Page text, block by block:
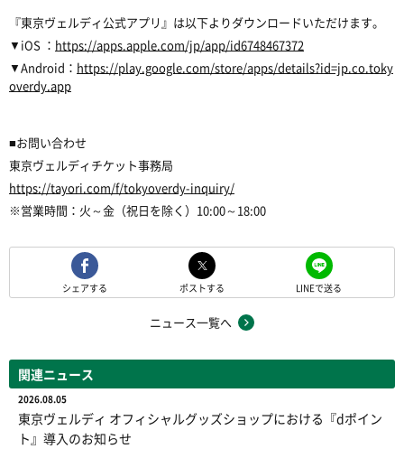
『東京ヴェルディ公式アプリ』は以下よりダウンロードいただけます。
▼iOS ： https://apps.apple.com/jp/app/id6748467372
▼Android： https://play.google.com/store/apps/details?id=jp.co.toky
overdy.app
■お問い合わせ
東京ヴェルディチケット事務局
https://tayori.com/f/tokyoverdy-inquiry/
※営業時間：火～金（祝日を除く）10:00～18:00
シェアする ポストする LINEで送る
ニュース一覧へ
関連ニュース
2026.08.05
東京ヴェルディ オフィシャルグッズショップにおける『dポイン
ト』導入のお知らせ